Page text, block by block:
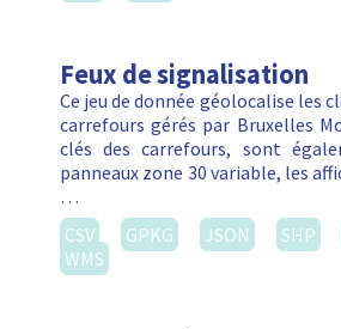
Feux de signalisation
Ce jeu de donnée géolocalise les
carrefours gérés par Bruxelles
clés des carrefours, sont
panneaux zone 30 variable, les
…
CSV
GPKG JSON SHP
WMS